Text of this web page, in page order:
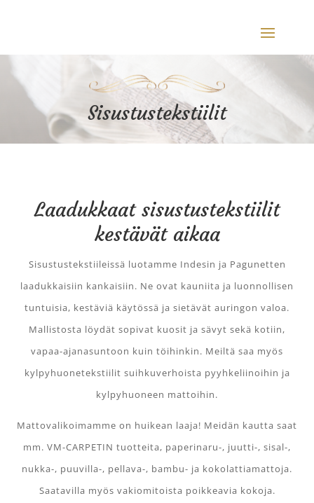
Sisustustekstiilit
Laadukkaat sisustustekstiilit
kestävät aikaa
Sisustustekstiileissä luotamme Indesin ja Pagunetten
laadukkaisiin kankaisiin. Ne ovat kauniita ja luonnollisen
tuntuisia, kestäviä käytössä ja sietävät auringon valoa.
Mallistosta löydät sopivat kuosit ja sävyt sekä kotiin,
vapaa-ajanasuntoon kuin töihinkin. Meiltä saa myös
kylpyhuonetekstiilit suihkuverhoista pyyhkeliinoihin ja
kylpyhuoneen mattoihin.
Mattovalikoimamme on huikean laaja! Meidän kautta saat
mm. VM-CARPETIN tuotteita, paperinaru-, juutti-, sisal-,
nukka-, puuvilla-, pellava-, bambu- ja kokolattiamattoja.
Saatavilla myös vakiomitoista poikkeavia kokoja.